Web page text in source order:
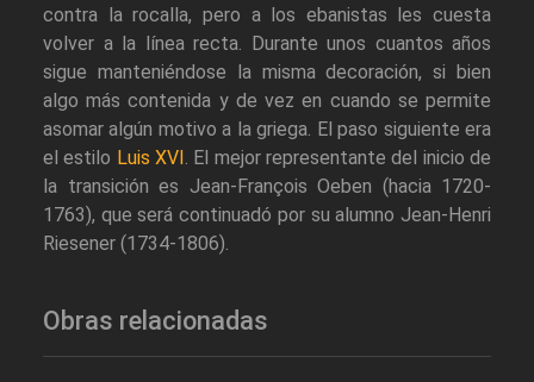
contra la rocalla, pero a los ebanistas les cuesta
volver a la línea recta. Durante unos cuantos años
sigue manteniéndose la misma decoración, si bien
algo más contenida y de vez en cuando se permite
asomar algún motivo a la griega. El paso siguiente era
el estilo Luis XVI . El mejor representante del inicio de
la transición es Jean-François Oeben (hacia 1720-
1763), que será continuadó por su alumno Jean-Henri
Riesener (1734-1806).
Obras relacionadas